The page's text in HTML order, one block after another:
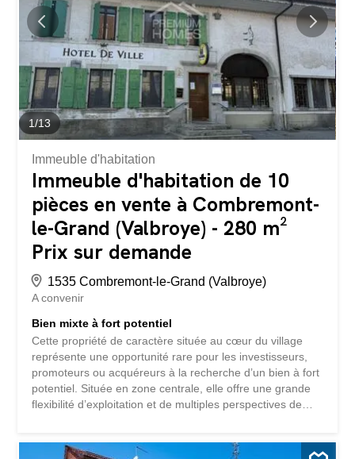
1/13
Immeuble d'habitation
Immeuble d'habitation de 10
pièces en vente à Combremont-
le-Grand (Valbroye) - 280 m²
Prix sur demande
1535 Combremont-le-Grand (Valbroye)
A convenir
Bien mixte à fort potentiel
Cette propriété de caractère située au cœur du village
représente une opportunité rare pour les investisseurs,
promoteurs ou acquéreurs à la recherche d’un bien à fort
potentiel. Située en zone centrale, elle offre une grande
flexibilité d’exploitation et de multiples perspectives de
qu’un important volume complémentaire pouvant être